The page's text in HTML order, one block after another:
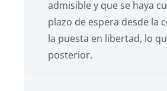
admisible y que se haya
plazo de espera desde la
la puesta en libertad, lo
posterior.